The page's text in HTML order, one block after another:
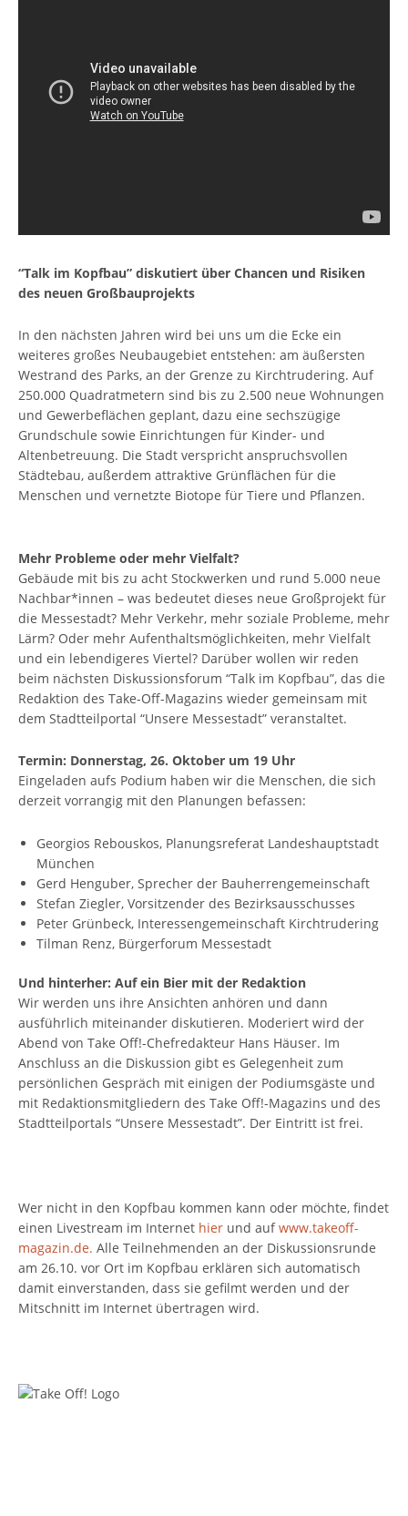
“Talk im Kopfbau” diskutiert über Chancen und Risiken
des neuen Großbauprojekts
In den nächsten Jahren wird bei uns um die Ecke ein
weiteres großes Neubaugebiet entstehen: am äußersten
Westrand des Parks, an der Grenze zu Kirchtrudering. Auf
250.000 Quadratmetern sind bis zu 2.500 neue Wohnungen
und Gewerbeflächen geplant, dazu eine sechszügige
Grundschule sowie Einrichtungen für Kinder- und
Altenbetreuung. Die Stadt verspricht anspruchsvollen
Städtebau, außerdem attraktive Grünflächen für die
Menschen und vernetzte Biotope für Tiere und Pflanzen.
Mehr Probleme oder mehr Vielfalt?
Gebäude mit bis zu acht Stockwerken und rund 5.000 neue
Nachbar*innen – was bedeutet dieses neue Großprojekt für
die Messestadt? Mehr Verkehr, mehr soziale Probleme, mehr
Lärm? Oder mehr Aufenthaltsmöglichkeiten, mehr Vielfalt
und ein lebendigeres Viertel? Darüber wollen wir reden
beim nächsten Diskussionsforum “Talk im Kopfbau”, das die
Redaktion des Take-Off-Magazins wieder gemeinsam mit
dem Stadtteilportal “Unsere Messestadt” veranstaltet.
Termin: Donnerstag, 26. Oktober um 19 Uhr
Eingeladen aufs Podium haben wir die Menschen, die sich
derzeit vorrangig mit den Planungen befassen:
Georgios Rebouskos, Planungsreferat Landeshauptstadt
München
Gerd Henguber, Sprecher der Bauherrengemeinschaft
Stefan Ziegler, Vorsitzender des Bezirksausschusses
Peter Grünbeck, Interessengemeinschaft Kirchtrudering
Tilman Renz, Bürgerforum Messestadt
Und hinterher: Auf ein Bier mit der Redaktion
Wir werden uns ihre Ansichten anhören und dann
ausführlich miteinander diskutieren. Moderiert wird der
Abend von Take Off!-Chefredakteur Hans Häuser. Im
Anschluss an die Diskussion gibt es Gelegenheit zum
persönlichen Gespräch mit einigen der Podiumsgäste und
mit Redaktionsmitgliedern des Take Off!-Magazins und des
Stadtteilportals “Unsere Messestadt”. Der Eintritt ist frei.
Wer nicht in den Kopfbau kommen kann oder möchte, findet
einen Livestream im Internet hier und aufwww.takeoff-
magazin.de. Alle Teilnehmenden an der Diskussionsrunde
am 26.10. vor Ort im Kopfbau erklären sich automatisch
damit einverstanden, dass sie gefilmt werden und der
Mitschnitt im Internet übertragen wird.